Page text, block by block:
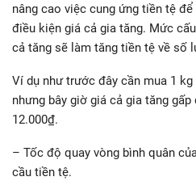
nâng cao việc cung ứng tiền tệ
điều kiện giá cả gia tăng. Mức
cả tăng sẽ làm tăng tiền tệ về số
Ví dụ như trước đây cần mua 1
nhưng bây giờ giá cả gia tăng
12.000₫.
– Tốc độ quay vòng bình quân
cầu tiền tệ.